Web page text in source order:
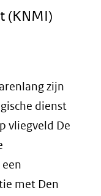
(KNMI)
zijn
dienst
vliegveld De
met Den